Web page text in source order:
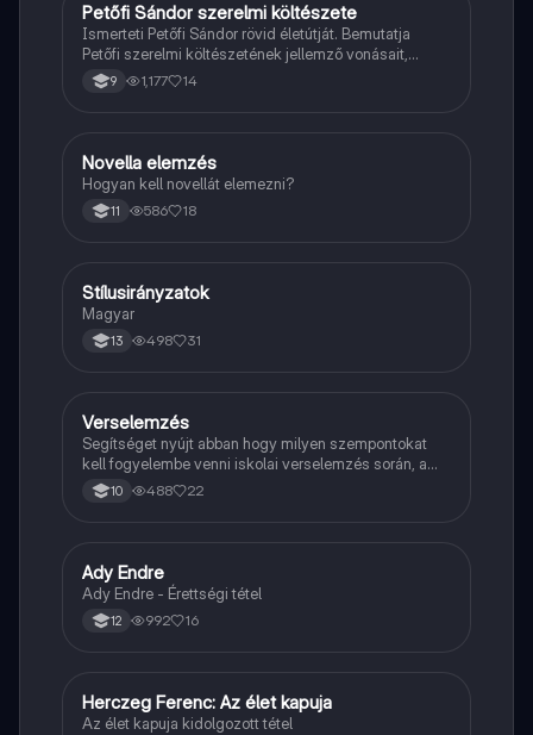
Magyar
Petőfi Sándor szerelmi költészete
Ismerteti Petőfi Sándor rövid életútját. Bemutatja
Petőfi szerelmi költészetének jellemző vonásait,
vereseinek ihletőit és külön kitér a hitvesi
költészetére.
9 1,177 14
Magyar
Novella elemzés
Hogyan kell novellát elemezni?
11 586 18
Magyar
Stílusirányzatok
Magyar
13 498 31
Magyar
Verselemzés
Segítséget nyújt abban hogy milyen szempontokat
kell fogyelembe venni iskolai verselemzés során, a
sikeres dolgozathoz.
10 488 22
Magyar
Ady Endre
Ady Endre - Érettségi tétel
12 992 16
Magyar
Herczeg Ferenc: Az élet kapuja
Az élet kapuja kidolgozott tétel